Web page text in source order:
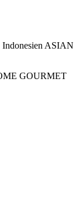
Indonesien ASIAN
GOURMET